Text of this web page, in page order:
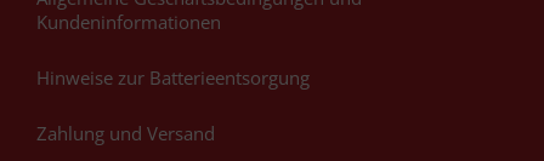
Kundeninformationen
Hinweise zur Batterieentsorgung
Zahlung und Versand